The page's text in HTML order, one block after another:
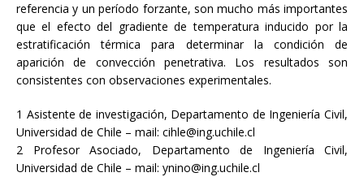
referencia y un período forzante, son mucho más importantes
que el efecto del gradiente de temperatura inducido por la
estratificación térmica para determinar la condición de
aparición de convección penetrativa. Los resultados son
consistentes con observaciones experimentales.
1 Asistente de investigación, Departamento de Ingeniería Civil,
Universidad de Chile – mail: cihle@ing.uchile.cl
2 Profesor Asociado, Departamento de Ingeniería Civil,
Universidad de Chile – mail: ynino@ing.uchile.cl